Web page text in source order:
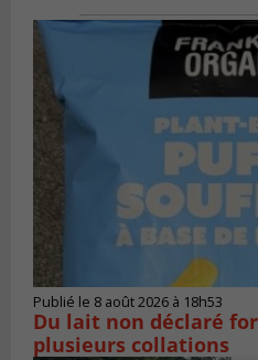
Publié le 8 août 2026 à 18h53
Du lait non déclaré
plusieurs collations